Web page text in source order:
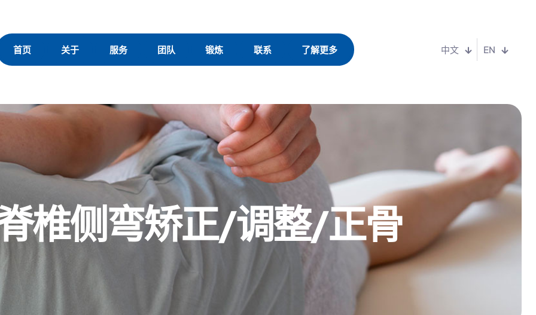
首页 关于 服务 团队 锻炼 联系 了解更多 中文 EN
椎侧弯矫正/调整/正骨